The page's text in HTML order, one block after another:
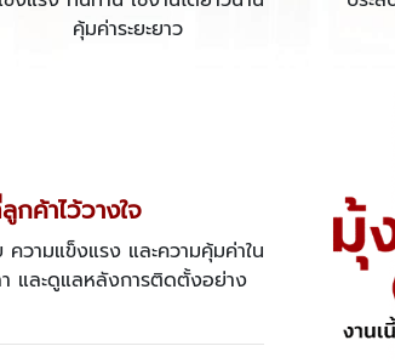
คุ้มค่าระยะยาว
ค้าไว้วางใจ
วามแข็งแรง และความคุ้มค่าใน
และดูแลหลังการติดตั้งอย่าง